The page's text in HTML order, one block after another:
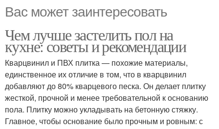
Вас может заинтересовать
Чем лучше застелить пол на
кухне: советы и рекомендации
Кварцвинил и ПВХ плитка — похожие материалы,
единственное их отличие в том, что в кварцвинил
добавляют до 80% кварцевого песка. Он делает плитку
жесткой, прочной и менее требовательной к основанию
пола. Плитку можно укладывать на бетонную стяжку.
Главное, чтобы основание было прочным и ровным: с